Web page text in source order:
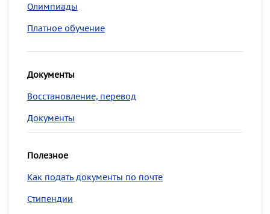
Олимпиады
Платное обучение
Документы
Восстановление, перевод
Документы
Полезное
Как подать документы по почте
Стипендии